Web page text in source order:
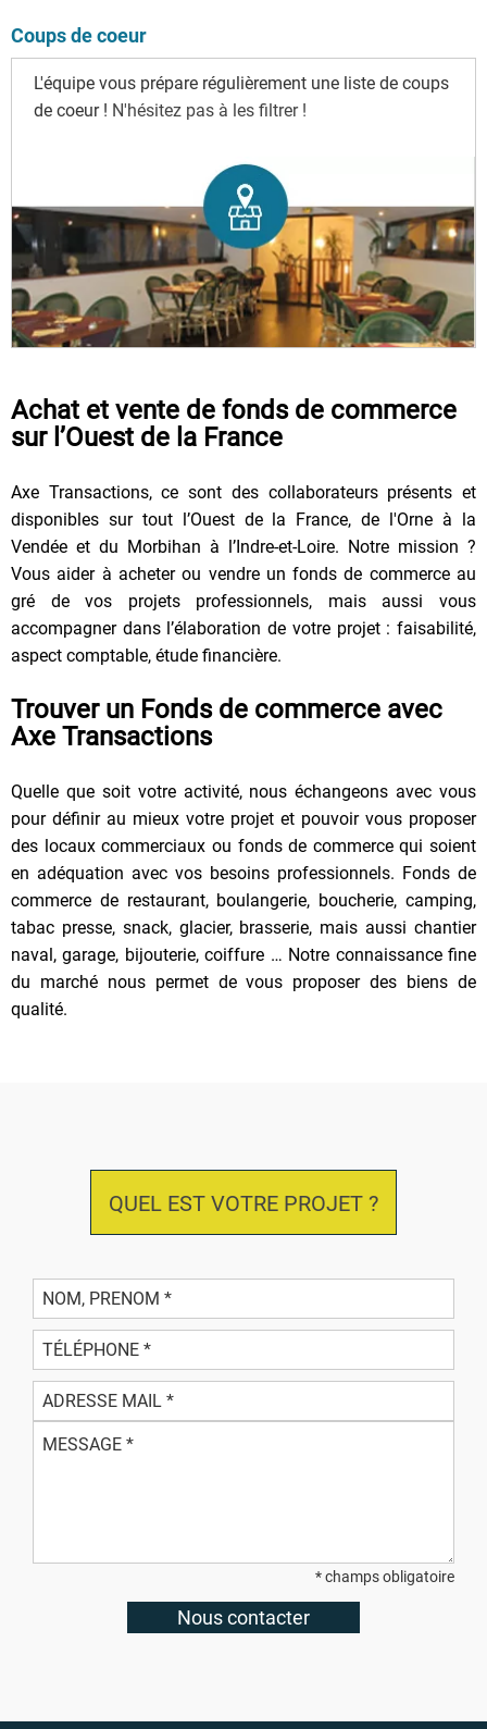
Coups de coeur
L'équipe vous prépare régulièrement une liste de coups
de coeur ! N'hésitez pas à les filtrer !
Achat et vente de fonds de commerce
sur l’Ouest de la France
Axe Transactions, ce sont des collaborateurs présents et
disponibles sur tout l’Ouest de la France, de l'Orne à la
Vendée et du Morbihan à l’Indre-et-Loire. Notre mission ?
Vous aider à acheter ou vendre un fonds de commerce au
gré de vos projets professionnels, mais aussi vous
accompagner dans l’élaboration de votre projet : faisabilité,
aspect comptable, étude financière.
Trouver un Fonds de commerce avec
Axe Transactions
Quelle que soit votre activité, nous échangeons avec vous
pour définir au mieux votre projet et pouvoir vous proposer
des locaux commerciaux ou fonds de commerce qui soient
en adéquation avec vos besoins professionnels. Fonds de
commerce de restaurant, boulangerie, boucherie, camping,
tabac presse, snack, glacier, brasserie, mais aussi chantier
naval, garage, bijouterie, coiffure … Notre connaissance fine
du marché nous permet de vous proposer des biens de
qualité.
QUEL EST VOTRE PROJET ?
* champs obligatoire